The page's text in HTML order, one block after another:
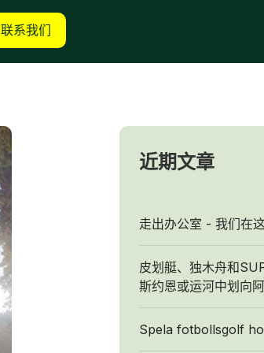
联系我们
近期文章
走出办公室 - 我们在
皮划艇、独木舟和
斯约恩或运河中划向
Spela fotbollsgolf